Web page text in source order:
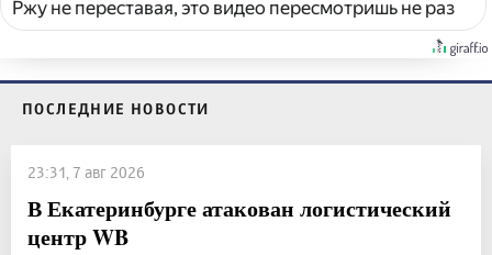
Ржу не переставая, это видео пересмотришь не раз
ПОСЛЕДНИЕ НОВОСТИ
23:31, 7 авг 2026
В Екатеринбурге атакован логистический
центр WB